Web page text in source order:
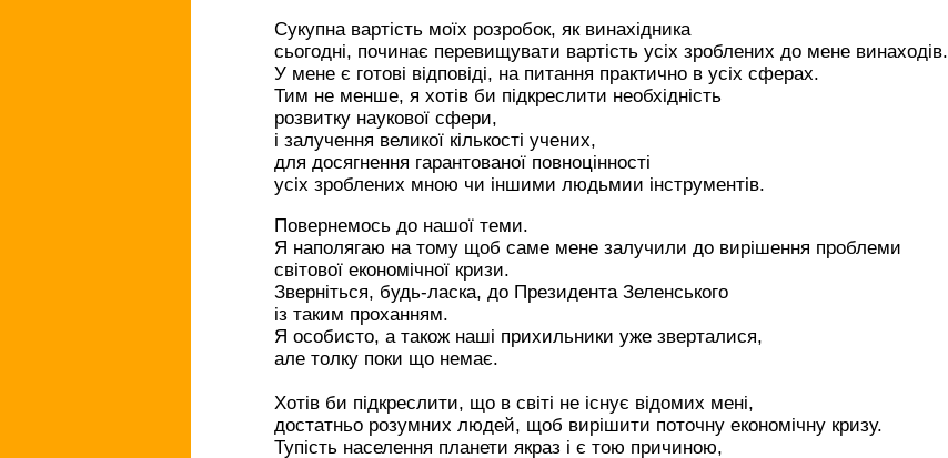
Сукупна вартість моїх розробок, як винахідника
сьогодні, починає перевищувати вартість усіх зроблених до мене винаходів.
У мене є готові відповіді, на питання практично в усіх сферах.
Тим не менше, я хотів би підкреслити необхідність
розвитку наукової сфери,
і залучення великої кількості учених,
для досягнення гарантованої повноцінності
усіх зроблених мною чи іншими людьмии інструментів.
Повернемось до нашої теми.
Я наполягаю на тому щоб саме мене залучили до вирішення проблеми
світової економічної кризи.
Зверніться, будь-ласка, до Президента Зеленського
із таким проханням.
Я особисто, а також наші прихильники уже зверталися,
але толку поки що немає.
Хотів би підкреслити, що в світі не існує відомих мені,
достатньо розумних людей, щоб вирішити поточну економічну кризу.
Тупість населення планети якраз і є тою причиною,